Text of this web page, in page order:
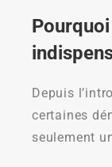
Pourquoi
Depuis
certaines
seulement